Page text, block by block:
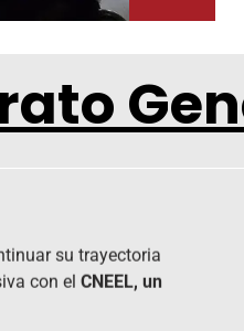
su trayectoria
con elCNEEL, un